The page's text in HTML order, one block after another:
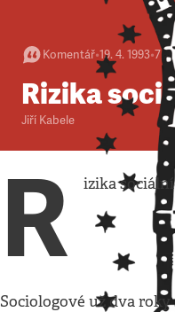
Komentář•19. 4. 1993•7
Rizika
Jiří Kabele
R izika
Sociologové už dva